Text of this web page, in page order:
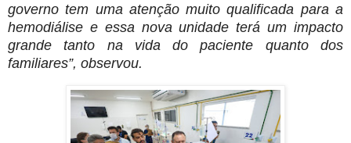
governo tem uma atenção muito qualificada para a
hemodiálise e essa nova unidade terá um impacto
grande tanto na vida do paciente quanto dos
familiares”, observou.